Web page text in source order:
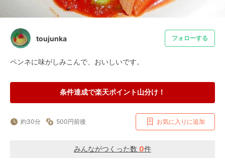
toujunka フォローする
ペンネに味がしみこんで、おいしいです。
条件達成で楽天ポイント山分け！
約30分 500円前後 お気に入りに追加
みんながつくった数 0件